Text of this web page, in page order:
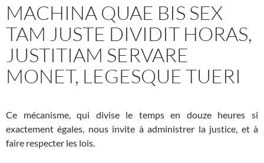
MACHINA QUAE BIS SEX
TAM JUSTE DIVIDIT HORAS,
JUSTITIAM SERVARE
MONET, LEGESQUE TUERI
Ce mécanisme, qui divise le temps en douze heures si
exactement égales, nous invite à administrer la justice, et à
faire respecter les lois.